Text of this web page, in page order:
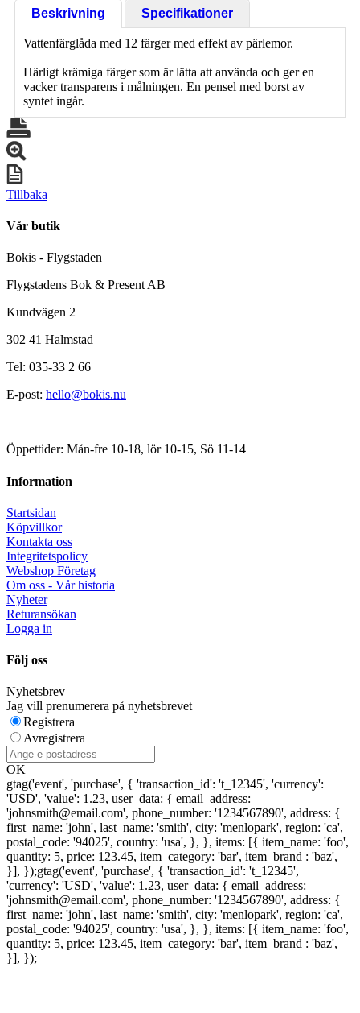
Beskrivning Specifikationer
Vattenfärglåda med 12 färger med effekt av pärlemor.
Härligt krämiga färger som är lätta att använda och ger en
vacker transparens i målningen. En pensel med borst av
syntet ingår.
Tillbaka
Vår butik
Bokis - Flygstaden
Flygstadens Bok & Present AB
Kundvägen 2
302 41 Halmstad
Tel: 035-33 2 66
E-post: hello@bokis.nu
Öppettider: Mån-fre 10-18, lör 10-15, Sö 11-14
Information
Startsidan
Köpvillkor
Kontakta oss
Integritetspolicy
Webshop Företag
Om oss - Vår historia
Nyheter
Returansökan
Logga in
Följ oss
Nyhetsbrev
Jag vill prenumerera på nyhetsbrevet
Registrera
Avregistrera
OK
gtag('event', 'purchase', { 'transaction_id': 't_12345', 'currency':
'USD', 'value': 1.23, user_data: { email_address:
'johnsmith@email.com', phone_number: '1234567890', address: {
first_name: 'john', last_name: 'smith', city: 'menlopark', region: 'ca',
postal_code: '94025', country: 'usa', }, }, items: [{ item_name: 'foo',
quantity: 5, price: 123.45, item_category: 'bar', item_brand : 'baz',
}], });gtag('event', 'purchase', { 'transaction_id': 't_12345',
'currency': 'USD', 'value': 1.23, user_data: { email_address:
'johnsmith@email.com', phone_number: '1234567890', address: {
first_name: 'john', last_name: 'smith', city: 'menlopark', region: 'ca',
postal_code: '94025', country: 'usa', }, }, items: [{ item_name: 'foo',
quantity: 5, price: 123.45, item_category: 'bar', item_brand : 'baz',
}], });